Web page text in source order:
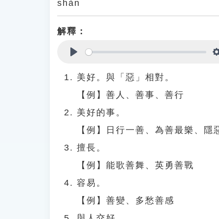
shàn
解釋：
美好。與「惡」相對。
【例】善人、善事、善行
美好的事。
【例】日行一善、為善最樂、隱
擅長。
【例】能歌善舞、英勇善戰
容易。
【例】善變、多愁善感